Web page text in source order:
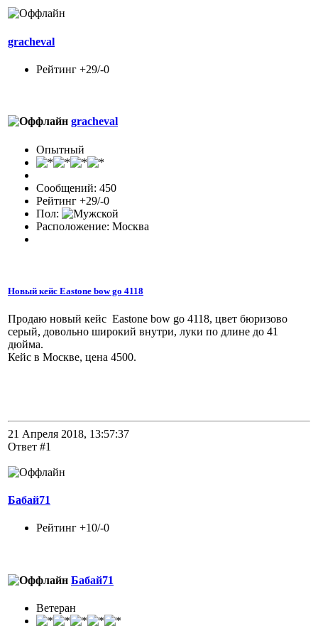
gracheval
Рейтинг +29/-0
gracheval
Опытный
Сообщений: 450
Рейтинг +29/-0
Пол:
Расположение: Москва
Новый кейс Eastone bow go 4118
Продаю новый кейс Eastone bow go 4118, цвет бюризово
серый, довольно широкий внутри, луки по длине до 41
дюйма.
Кейс в Москве, цена 4500.
21 Апреля 2018, 13:57:37
Ответ #1
Бабай71
Рейтинг +10/-0
Бабай71
Ветеран